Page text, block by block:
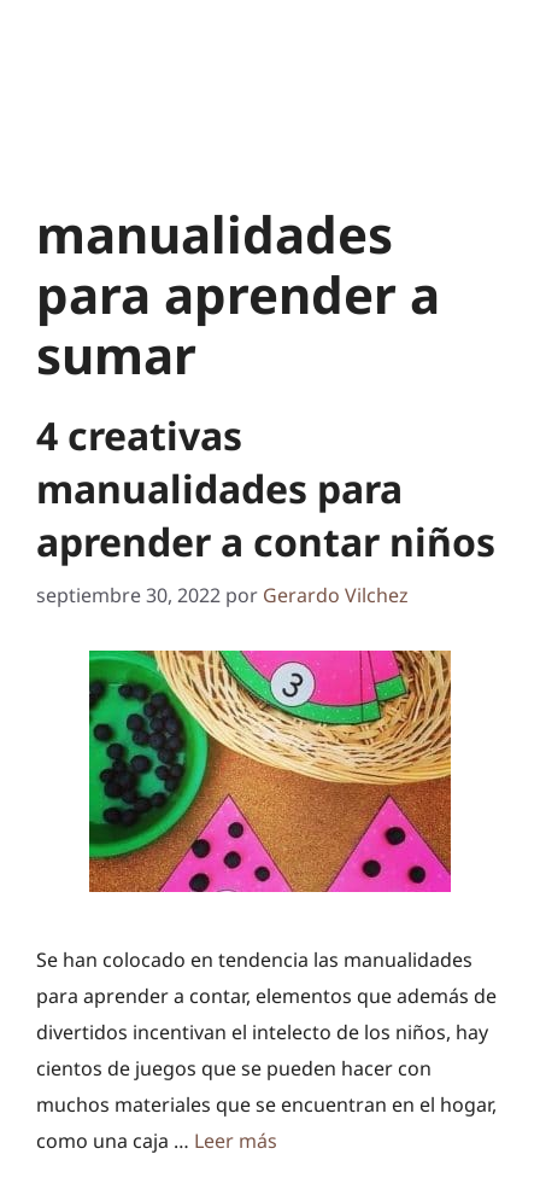
manualidades
para aprender a
sumar
4 creativas
manualidades para
aprender a contar niños
septiembre 30, 2022 por Gerardo Vilchez
Se han colocado en tendencia las manualidades
para aprender a contar, elementos que además de
divertidos incentivan el intelecto de los niños, hay
cientos de juegos que se pueden hacer con
muchos materiales que se encuentran en el hogar,
como una caja … Leer más